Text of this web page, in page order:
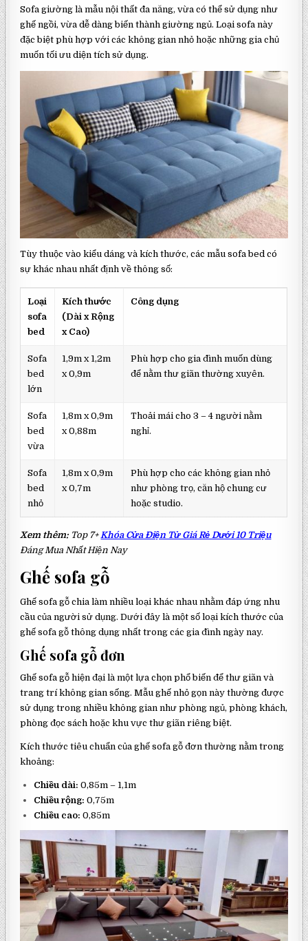
Sofa giường là mẫu nội thất đa năng, vừa có thể sử dụng như
ghế ngồi, vừa dễ dàng biến thành giường ngủ. Loại sofa này
đặc biệt phù hợp với các không gian nhỏ hoặc những gia chủ
muốn tối ưu diện tích sử dụng.
Tùy thuộc vào kiểu dáng và kích thước, các mẫu sofa bed có
sự khác nhau nhất định về thông số:
Loại
sofa
bed
Kích thước
(Dài x Rộng
x Cao)
Công dụng
Sofa
bed
lớn
1,9m x 1,2m
x 0,9m
Phù hợp cho gia đình muốn dùng
để nằm thư giãn thường xuyên.
Sofa
bed
vừa
1,8m x 0,9m
x 0,88m
Thoải mái cho 3 – 4 người nằm
nghỉ.
Sofa
bed
nhỏ
1,8m x 0,9m
x 0,7m
Phù hợp cho các không gian nhỏ
như phòng trọ, căn hộ chung cư
hoặc studio.
Xem thêm: Top 7+ Khóa Cửa Điện Tử Giá Rẻ Dưới 10 Triệu
Đáng Mua Nhất Hiện Nay
Ghế sofa gỗ
Ghế sofa gỗ chia làm nhiều loại khác nhau nhằm đáp ứng nhu
cầu của người sử dụng. Dưới đây là một số loại kích thước của
ghế sofa gỗ thông dụng nhất trong các gia đình ngày nay.
Ghế sofa gỗ đơn
Ghế sofa gỗ hiện đại là một lựa chọn phổ biến để thư giãn và
trang trí không gian sống. Mẫu ghế nhỏ gọn này thường được
sử dụng trong nhiều không gian như phòng ngủ, phòng khách,
phòng đọc sách hoặc khu vực thư giãn riêng biệt.
Kích thước tiêu chuẩn của ghế sofa gỗ đơn thường nằm trong
khoảng:
Chiều dài: 0,85m – 1,1m
Chiều rộng: 0,75m
Chiều cao: 0,85m